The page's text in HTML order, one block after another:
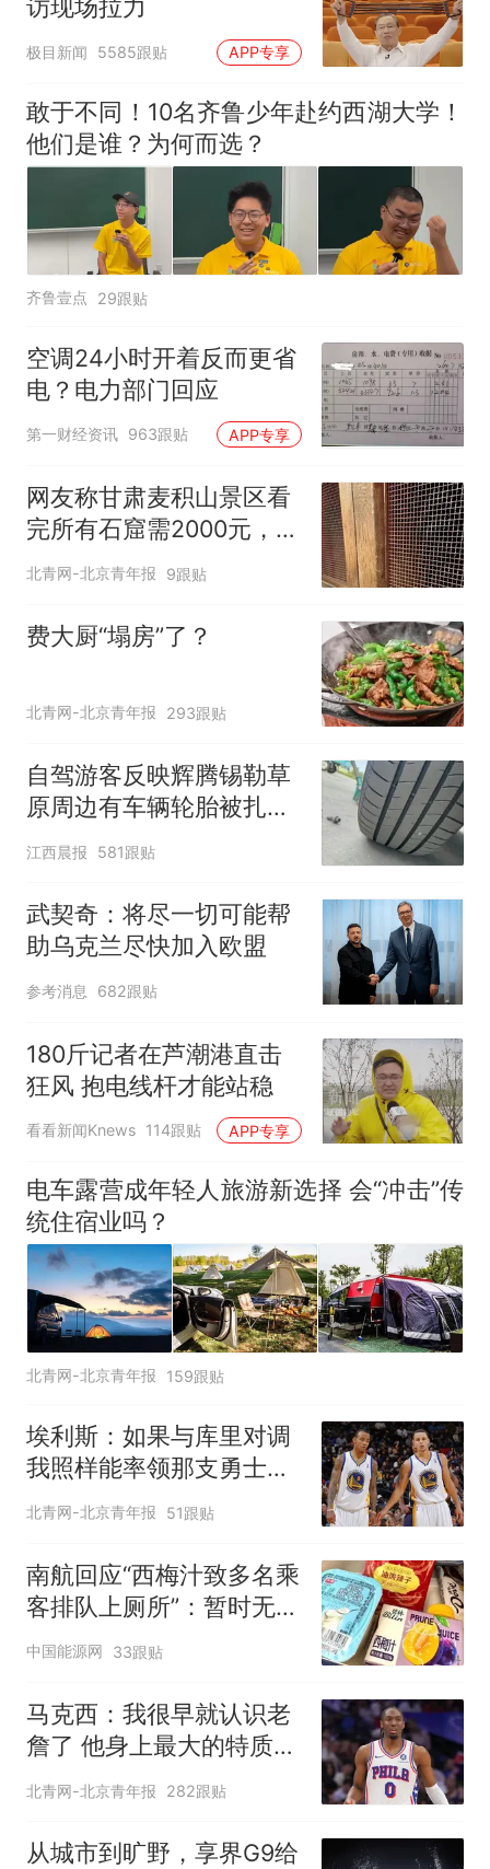
访现场拉力
极目新闻 5585跟贴 APP专享
敢于不同！10名齐鲁少年赴约西湖大学！
他们是谁？为何而选？
齐鲁壹点 29跟贴
空调24小时开着反而更省
电？电力部门回应
第一财经资讯 963跟贴 APP专享
网友称甘肃麦积山景区看
完所有石窟需2000元，景
区：部分石窟受特别保
护，游客可按需买
北青网-北京青年报 9跟贴
费大厨“塌房”了？
北青网-北京青年报 293跟贴
自驾游客反映辉腾锡勒草
原周边有车辆轮胎被扎，
修理店铺换胎价格高达千
江西晨报 581跟贴
武契奇：将尽一切可能帮
助乌克兰尽快加入欧盟
参考消息 682跟贴
180斤记者在芦潮港直击
狂风 抱电线杆才能站稳
看看新闻Knews 114跟贴 APP专享
电车露营成年轻人旅游新选择 会“冲击”传
统住宿业吗？
北青网-北京青年报 159跟贴
埃利斯：如果与库里对调
我照样能率领那支勇士取
得现在的成就
北青网-北京青年报 51跟贴
南航回应“西梅汁致多名乘
客排队上厕所”：暂时无法
核查是否发放西梅汁
中国能源网 33跟贴
马克西：我很早就认识老
詹了 他身上最大的特质就
是谦逊
北青网-北京青年报 282跟贴
从城市到旷野，享界G9给